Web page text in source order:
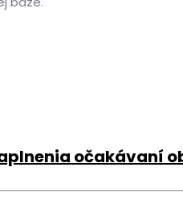
očakávaní